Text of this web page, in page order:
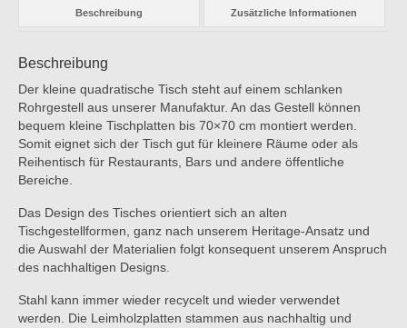
Beschreibung Zusätzliche Informationen
Beschreibung
Der kleine quadratische Tisch steht auf einem schlanken
Rohrgestell aus unserer Manufaktur. An das Gestell können
bequem kleine Tischplatten bis 70×70 cm montiert werden.
Somit eignet sich der Tisch gut für kleinere Räume oder als
Reihentisch für Restaurants, Bars und andere öffentliche
Bereiche.
Das Design des Tisches orientiert sich an alten
Tischgestellformen, ganz nach unserem Heritage-Ansatz und
die Auswahl der Materialien folgt konsequent unserem Anspruch
des nachhaltigen Designs.
Stahl kann immer wieder recycelt und wieder verwendet
werden. Die Leimholzplatten stammen aus nachhaltig und